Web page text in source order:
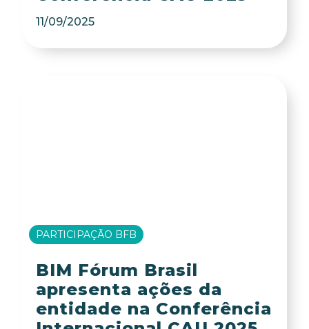
11/09/2025
PARTICIPAÇÃO BFB
BIM Fórum Brasil
apresenta ações da
entidade na Conferência